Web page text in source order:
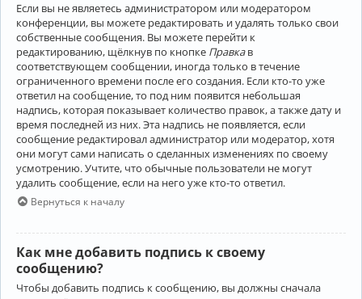
Если вы не являетесь администратором или модератором
конференции, вы можете редактировать и удалять только свои
собственные сообщения. Вы можете перейти к
редактированию, щёлкнув по кнопке Правкав
соответствующем сообщении, иногда только в течение
ограниченного времени после его создания. Если кто-то уже
ответил на сообщение, то под ним появится небольшая
надпись, которая показывает количество правок, а также дату и
время последней из них. Эта надпись не появляется, если
сообщение редактировал администратор или модератор, хотя
они могут сами написать о сделанных изменениях по своему
усмотрению. Учтите, что обычные пользователи не могут
удалить сообщение, если на него уже кто-то ответил.
Вернуться к началу
Как мне добавить подпись к своему
сообщению?
Чтобы добавить подпись к сообщению, вы должны сначала